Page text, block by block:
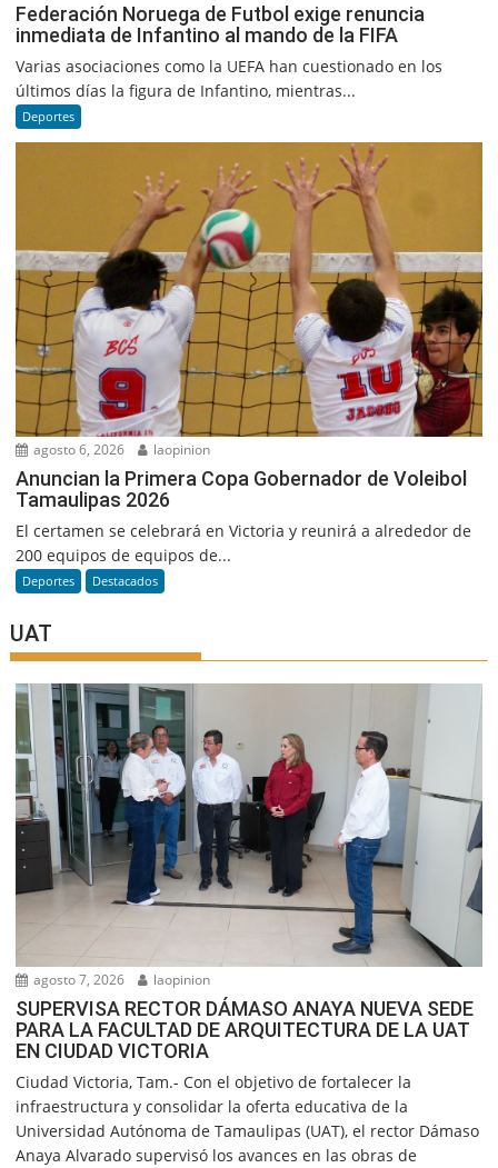
Federación Noruega de Futbol exige renuncia
inmediata de Infantino al mando de la FIFA
Varias asociaciones como la UEFA han cuestionado en los
últimos días la figura de Infantino, mientras...
Deportes
agosto 6, 2026 laopinion
Anuncian la Primera Copa Gobernador de Voleibol
Tamaulipas 2026
El certamen se celebrará en Victoria y reunirá a alrededor de
200 equipos de equipos de...
Deportes Destacados
UAT
agosto 7, 2026 laopinion
SUPERVISA RECTOR DÁMASO ANAYA NUEVA SEDE
PARA LA FACULTAD DE ARQUITECTURA DE LA UAT
EN CIUDAD VICTORIA
Ciudad Victoria, Tam.- Con el objetivo de fortalecer la
infraestructura y consolidar la oferta educativa de la
Universidad Autónoma de Tamaulipas (UAT), el rector Dámaso
Anaya Alvarado supervisó los avances en las obras de